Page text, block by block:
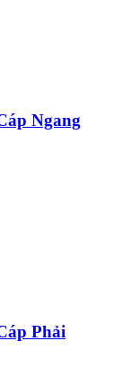
Ngang
Phải